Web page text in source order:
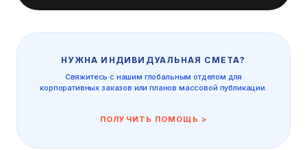
НУЖНА ИНДИВИДУАЛЬНАЯ СМЕТА?
Свяжитесь с нашим глобальным отделом для
корпоративных заказов или планов массовой публикации.
ПОЛУЧИТЬ ПОМОЩЬ >